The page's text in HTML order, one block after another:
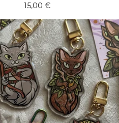
15,00 €